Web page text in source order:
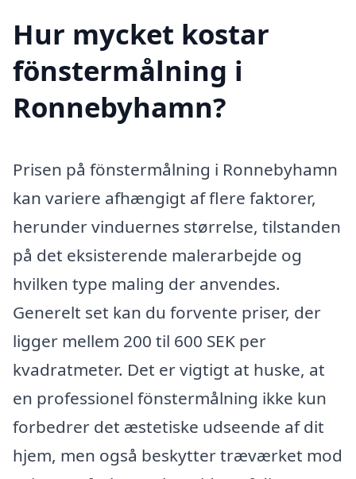
Hur mycket kostar
fönstermålning i
Ronnebyhamn?
Prisen på fönstermålning i Ronnebyhamn
kan variere afhængigt af flere faktorer,
herunder vinduernes størrelse, tilstanden
på det eksisterende malerarbejde og
hvilken type maling der anvendes.
Generelt set kan du forvente priser, der
ligger mellem 200 til 600 SEK per
kvadratmeter. Det er vigtigt at huske, at
en professionel fönstermålning ikke kun
forbedrer det æstetiske udseende af dit
hjem, men også beskytter træværket mod